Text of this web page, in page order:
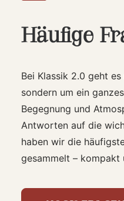
Häufige
Bei Klassik 2.0 geht
sondern um ein
Begegnung und
Antworten auf die
haben wir die
gesammelt – kompakt